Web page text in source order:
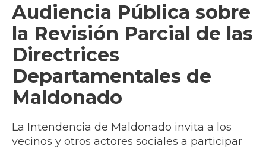
Audiencia Pública sobre
la Revisión Parcial de las
Directrices
Departamentales de
Maldonado
La Intendencia de Maldonado invita a los
vecinos y otros actores sociales a participar